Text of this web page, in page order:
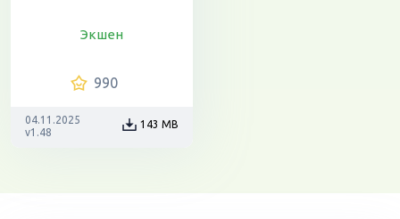
Экшен
990
04.11.2025
v1.48
143 MB